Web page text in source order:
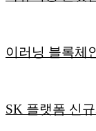
이러닝 블록체
SK 플랫폼 신